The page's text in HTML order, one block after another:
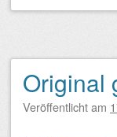
Original
Veröffentlicht am